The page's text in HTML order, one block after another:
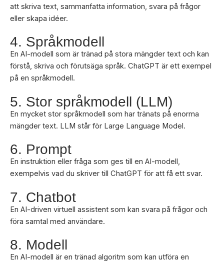
att skriva text, sammanfatta information, svara på frågor
eller skapa idéer.
4. Språkmodell
En AI-modell som är tränad på stora mängder text och kan
förstå, skriva och förutsäga språk. ChatGPT är ett exempel
på en språkmodell.
5. Stor språkmodell (LLM)
En mycket stor språkmodell som har tränats på enorma
mängder text. LLM står för Large Language Model.
6. Prompt
En instruktion eller fråga som ges till en AI-modell,
exempelvis vad du skriver till ChatGPT för att få ett svar.
7. Chatbot
En AI-driven virtuell assistent som kan svara på frågor och
föra samtal med användare.
8. Modell
En AI-modell är en tränad algoritm som kan utföra en